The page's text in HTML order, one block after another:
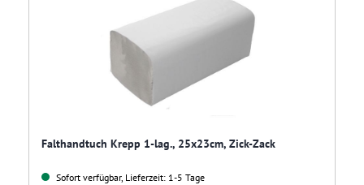
Falthandtuch Krepp 1-lag., 25x23cm, Zick-Zack
Sofort verfügbar, Lieferzeit: 1-5 Tage